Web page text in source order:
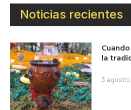
Noticias recientes
la
3